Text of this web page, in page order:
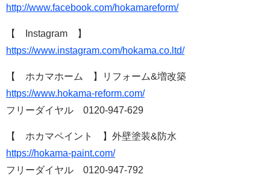
http://www.facebook.com/hokamareform/
【 Instagram 】
https://www.instagram.com/hokama.co.ltd/
【 ホカマホーム 】リフォーム&増改築
https://www.hokama-reform.com/
フリーダイヤル 0120-947-629
【 ホカマペイント 】外壁塗装&防水
https://hokama-paint.com/
フリーダイヤル 0120-947-792